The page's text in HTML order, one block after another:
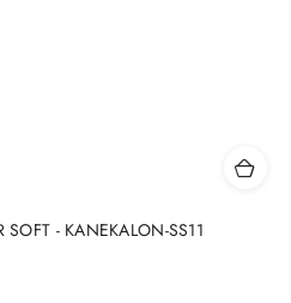
- KANEKALON-SS11